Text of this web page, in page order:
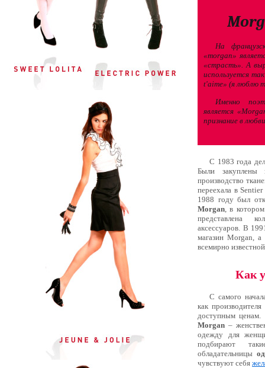
На
«morgan»
«страсть». А
используется
t'aime» (я люблю
Именно
является
признание в
С 1983 года
Были
производство
переехала в
1988 году был
Morgan , в
представлена
аксессуаров. В
магазин Morgan, а
всемирно
Как
С самого
как
доступным
Morgan –
одежду для
подбирают
обладательницы
чувствуют себя